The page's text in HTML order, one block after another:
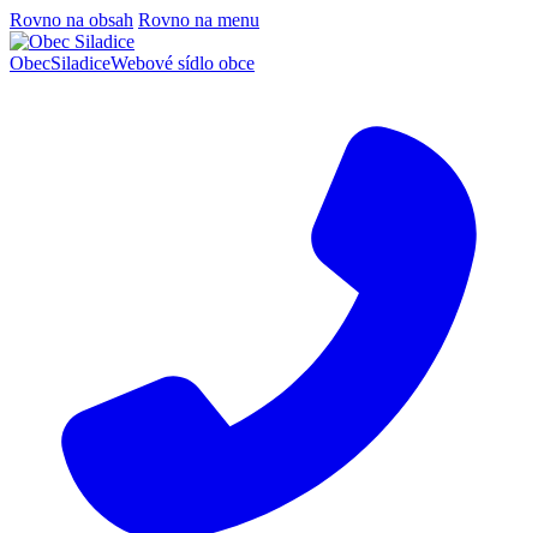
Rovno na obsah Rovno na menu
ObecSiladiceWebové sídlo obce